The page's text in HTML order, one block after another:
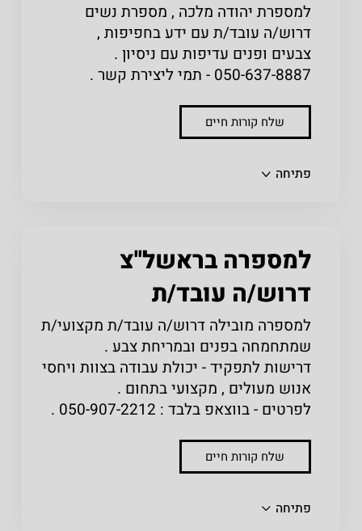
למספרת יהודה מלכה , מספרת נשים
דרוש/ה עובד/ת עם ידע בחפיפות ,
צבעים ופנים עדיפות עם ניסיון .
050-637-8887 - תמי ליצירת קשר .
שלח קורות חיים
פתיחה
למספרה בראשל''צ
דרוש/ה עובד/ת
למספרה מובילה דרוש/ה עובד/ת מקצועי/ת
שמתחמחה בפנים ובמריחת צבע .
דרישות לתפקיד - יכולת עבודה בצוות ויחסי
אנוש מעולים , מקצועי בתחום .
לפרטים - בווצאפ בלבד : 050-907-2212 .
שלח קורות חיים
פתיחה